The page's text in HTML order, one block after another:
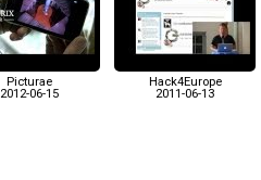
Picturae
2012-06-15
Hack4Europe
2011-06-13